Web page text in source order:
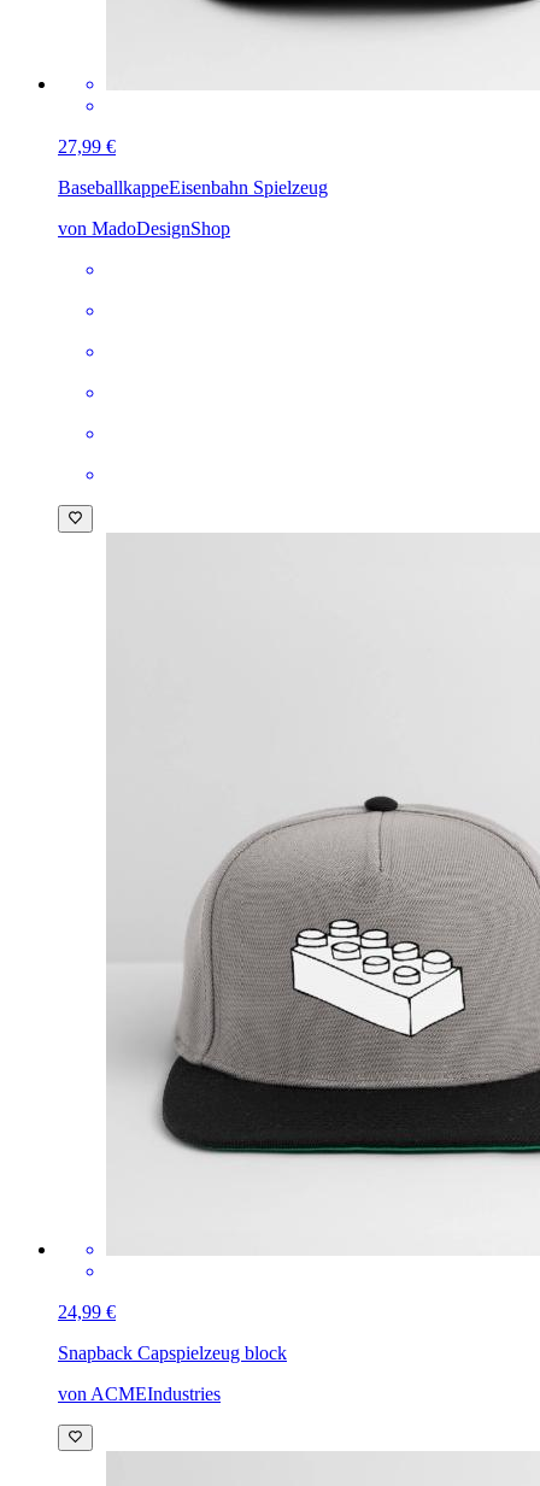
27,99 €
BaseballkappeEisenbahn Spielzeug
von MadoDesignShop
24,99 €
Snapback Capspielzeug block
von ACMEIndustries